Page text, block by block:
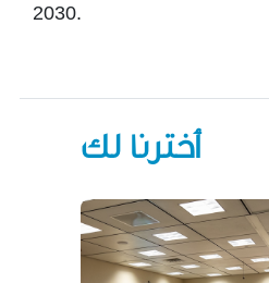
أخترنا لك
2030.